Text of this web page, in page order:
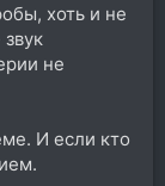
хоть и не
не
И если кто